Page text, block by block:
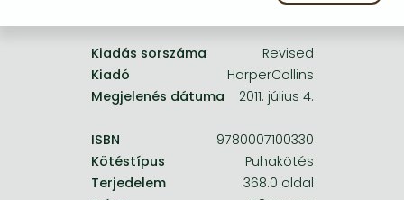
Kiadás sorszáma
Revised
Kiadó
HarperCollins
Megjelenés dátuma
2011. július 4.
ISBN
9780007100330
Kötéstípus
Puhakötés
Terjedelem
368.0 oldal